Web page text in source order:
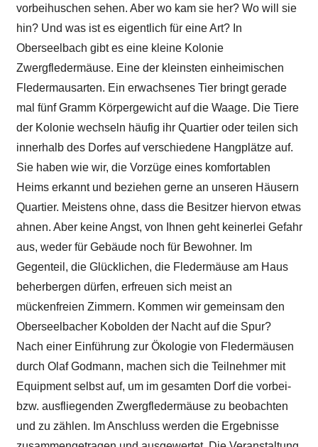
vorbeihuschen sehen. Aber wo kam sie her? Wo will sie
hin? Und was ist es eigentlich für eine Art? In
Oberseelbach gibt es eine kleine Kolonie
Zwergfledermäuse. Eine der kleinsten einheimischen
Fledermausarten. Ein erwachsenes Tier bringt gerade
mal fünf Gramm Körpergewicht auf die Waage. Die Tiere
der Kolonie wechseln häufig ihr Quartier oder teilen sich
innerhalb des Dorfes auf verschiedene Hangplätze auf.
Sie haben wie wir, die Vorzüge eines komfortablen
Heims erkannt und beziehen gerne an unseren Häusern
Quartier. Meistens ohne, dass die Besitzer hiervon etwas
ahnen. Aber keine Angst, von Ihnen geht keinerlei Gefahr
aus, weder für Gebäude noch für Bewohner. Im
Gegenteil, die Glücklichen, die Fledermäuse am Haus
beherbergen dürfen, erfreuen sich meist an
mückenfreien Zimmern. Kommen wir gemeinsam den
Oberseelbacher Kobolden der Nacht auf die Spur?
Nach einer Einführung zur Ökologie von Fledermäusen
durch Olaf Godmann, machen sich die Teilnehmer mit
Equipment selbst auf, um im gesamten Dorf die vorbei-
bzw. ausfliegenden Zwergfledermäuse zu beobachten
und zu zählen. Im Anschluss werden die Ergebnisse